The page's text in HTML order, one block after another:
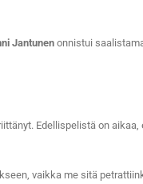
Jantunenonnistui
Edellispelistä on
vaikka me sitä